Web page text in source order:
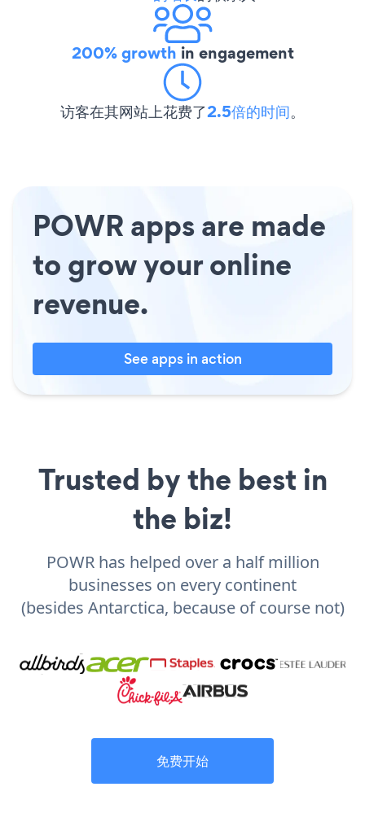
200% growth in engagement
访客在其网站上花费了2.5倍的时间。
POWR apps are made
to grow your online
revenue.
See apps in action
Trusted by the best in
the biz!
POWR has helped over a half million
businesses on every continent
(besides Antarctica, because of course not)
免费开始